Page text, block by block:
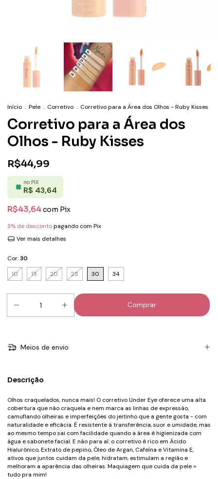
Início . Pele . Corretivo . Corretivo para a Área dos Olhos - Ruby Kisses
Corretivo para a Área dos
Olhos - Ruby Kisses
R$44,99
no PIX
R$ 43,64
R$43,64com Pix
3% de descontopagando com Pix
Ver mais detalhes
Cor:30
10
15 20 25 30 34
Meios de envio
Descrição
Olhos craquelados, nunca mais! O corretivo Under Eye oferece uma alta
cobertura que não craquela e nem marca as linhas de expressão,
camuflando olheiras e imperfeições do jeitinho que a gente gosta - com
naturalidade e eficácia. É resistente à transferência, suor e umidade, mas
ao mesmo tempo sai com facilidade quando a área é higienizada com
água e sabonete facial. E não para aí: o corretivo é rico em Ácido
Hialurônico, Extrato de pepino, Óleo de Argan, Cafeína e Vitamina E,
ativos que juntos cuidam da pele, hidratam, estimulam a região e
melhoram a aparência das olheiras. Maquiagem que cuida da pele =
tudo pra mim!